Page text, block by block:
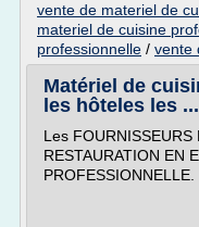
vente de materiel de
materiel de cuisine
professionnelle / vente
Matériel de
les hôteles les ...
Les
RESTAURATION EN
PROFESSIONNELLE.